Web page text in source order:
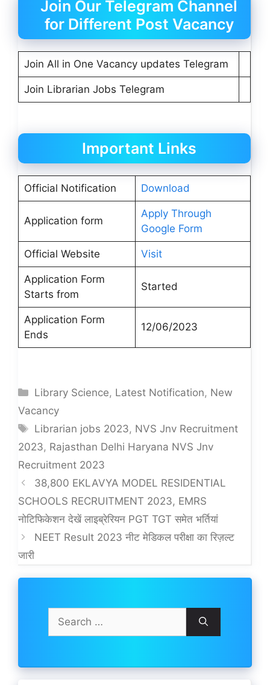
Join Our Telegram Channel
for Different Post Vacancy
Join All in One Vacancy updates Telegram
Join Librarian Jobs Telegram
Important Links
Official Notification Download
Application form
Apply Through
Google Form
Official Website Visit
Application Form
Starts from
Started
Application Form
Ends
12/06/2023
Categories
Library Science, Latest Notification, New
Vacancy
Tags
Librarian jobs 2023, NVS Jnv Recruitment
2023, Rajasthan Delhi Haryana NVS Jnv
Recruitment 2023
38,800 EKLAVYA MODEL RESIDENTIAL
SCHOOLS RECRUITMENT 2023, EMRS
नोटिफिकेशन देखें लाइब्रेरियन PGT TGT समेत भर्तियां
NEET Result 2023 नीट मेडिकल परीक्षा का रिज़ल्ट
जारी
Search
for: